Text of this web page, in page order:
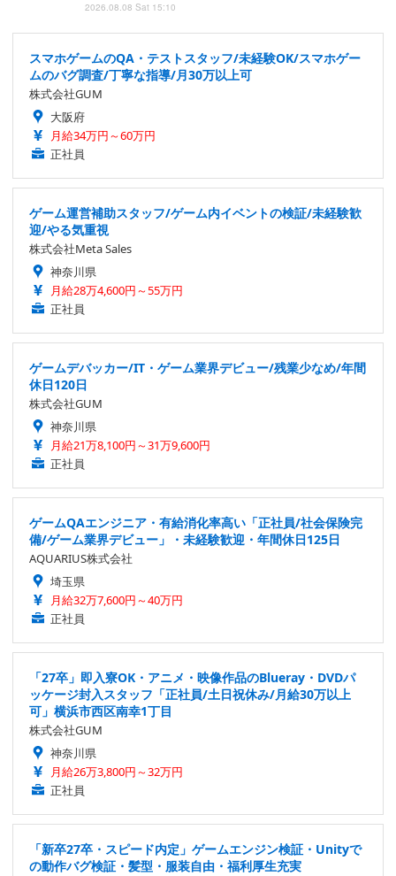
2026.08.08 Sat 15:10
スマホゲームのQA・テストスタッフ/未経験OK/スマホゲー
ムのバグ調査/丁寧な指導/月30万以上可
株式会社GUM
大阪府
月給34万円～60万円
正社員
ゲーム運営補助スタッフ/ゲーム内イベントの検証/未経験歓
迎/やる気重視
株式会社Meta Sales
神奈川県
月給28万4,600円～55万円
正社員
ゲームデバッカー/IT・ゲーム業界デビュー/残業少なめ/年間
休日120日
株式会社GUM
神奈川県
月給21万8,100円～31万9,600円
正社員
ゲームQAエンジニア・有給消化率高い「正社員/社会保険完
備/ゲーム業界デビュー」・未経験歓迎・年間休日125日
AQUARIUS株式会社
埼玉県
月給32万7,600円～40万円
正社員
「27卒」即入寮OK・アニメ・映像作品のBlueray・DVDパ
ッケージ封入スタッフ「正社員/土日祝休み/月給30万以上
可」横浜市西区南幸1丁目
株式会社GUM
神奈川県
月給26万3,800円～32万円
正社員
「新卒27卒・スピード内定」ゲームエンジン検証・Unityで
の動作バグ検証・髪型・服装自由・福利厚生充実